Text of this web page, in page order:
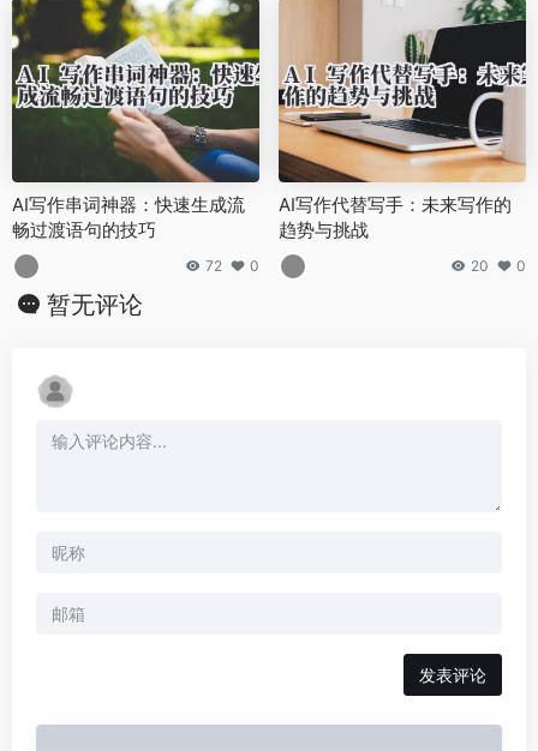
AI写作串词神器：快速生成流
畅过渡语句的技巧
72 0
AI写作代替写手：未来写作的
趋势与挑战
20 0
暂无评论
发表评论